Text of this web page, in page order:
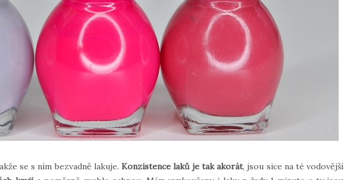
se s ním bezvadně lakuje.Konzistence laků je tak akorát, jsou sice na té vodovější